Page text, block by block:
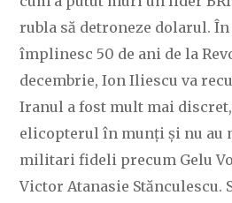
rubla să detroneze dolarul. În
împlinesc 50 de ani de la
decembrie, Ion Iliescu va
Iranul a fost mult mai
elicopterul în munți și nu au
militari fideli precum Gelu
Victor Atanasie